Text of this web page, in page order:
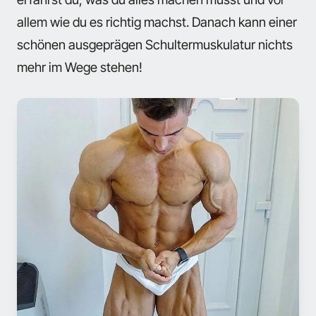
allem wie du es richtig machst. Danach kann einer
schönen ausgeprägen Schultermuskulatur nichts
mehr im Wege stehen!